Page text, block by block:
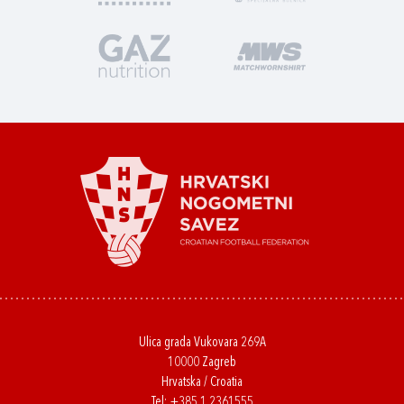
Ulica grada Vukovara 269A
10000 Zagreb
Hrvatska / Croatia